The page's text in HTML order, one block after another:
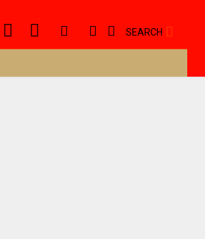
SEARCH